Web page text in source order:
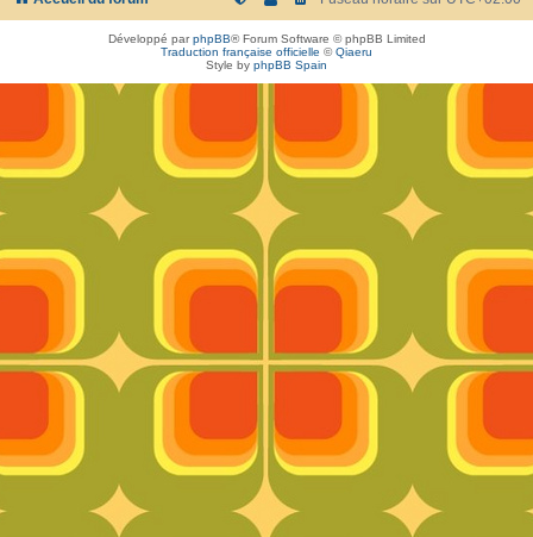
Développé parphpBB® Forum Software © phpBB Limited
Traduction française officielle ©Qiaeru
Style by phpBB Spain